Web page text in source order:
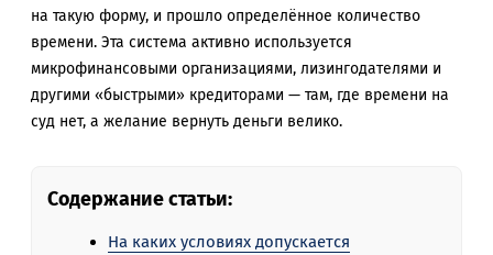
на такую форму, и прошло определённое количество
времени. Эта система активно используется
микрофинансовыми организациями, лизингодателями и
другими «быстрыми» кредиторами — там, где времени на
суд нет, а желание вернуть деньги велико.
Содержание статьи:
На каких условиях допускается